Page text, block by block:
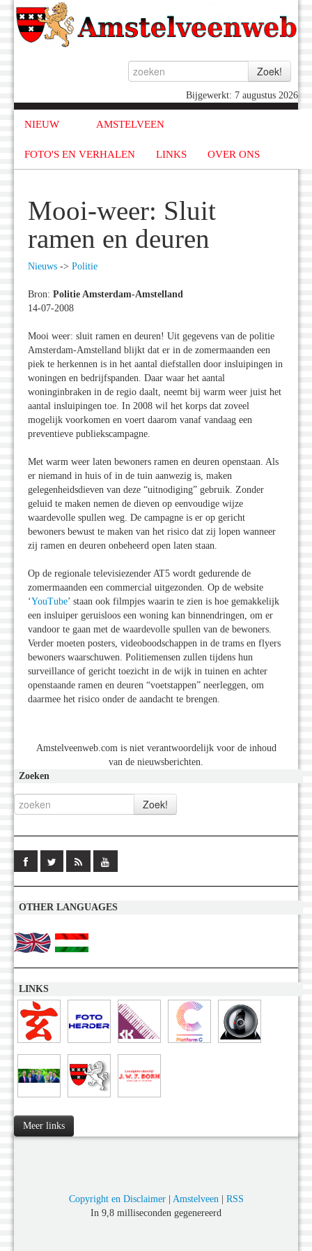
Bijgewerkt: 7 augustus 2026
NIEUW AMSTELVEEN
FOTO'S EN VERHALEN LINKS OVER ONS
Mooi-weer: Sluit
ramen en deuren
Nieuws -> Politie
Bron: Politie Amsterdam-Amstelland
14-07-2008
Mooi weer: sluit ramen en deuren! Uit gegevens van de politie
Amsterdam-Amstelland blijkt dat er in de zomermaanden een
piek te herkennen is in het aantal diefstallen door insluipingen in
woningen en bedrijfspanden. Daar waar het aantal
woninginbraken in de regio daalt, neemt bij warm weer juist het
aantal insluipingen toe. In 2008 wil het korps dat zoveel
mogelijk voorkomen en voert daarom vanaf vandaag een
preventieve publiekscampagne.
Met warm weer laten bewoners ramen en deuren openstaan. Als
er niemand in huis of in de tuin aanwezig is, maken
gelegenheidsdieven van deze “uitnodiging” gebruik. Zonder
geluid te maken nemen de dieven op eenvoudige wijze
waardevolle spullen weg. De campagne is er op gericht
bewoners bewust te maken van het risico dat zij lopen wanneer
zij ramen en deuren onbeheerd open laten staan.
Op de regionale televisiezender AT5 wordt gedurende de
zomermaanden een commercial uitgezonden. Op de website
‘YouTube’ staan ook filmpjes waarin te zien is hoe gemakkelijk
een insluiper geruisloos een woning kan binnendringen, om er
vandoor te gaan met de waardevolle spullen van de bewoners.
Verder moeten posters, videoboodschappen in de trams en flyers
bewoners waarschuwen. Politiemensen zullen tijdens hun
surveillance of gericht toezicht in de wijk in tuinen en achter
openstaande ramen en deuren “voetstappen” neerleggen, om
daarmee het risico onder de aandacht te brengen.
Amstelveenweb.com is niet verantwoordelijk voor de inhoud
van de nieuwsberichten.
Zoeken
OTHER LANGUAGES
LINKS
Meer links
Copyright en Disclaimer| Amstelveen| RSS
In 9,8 milliseconden gegenereerd